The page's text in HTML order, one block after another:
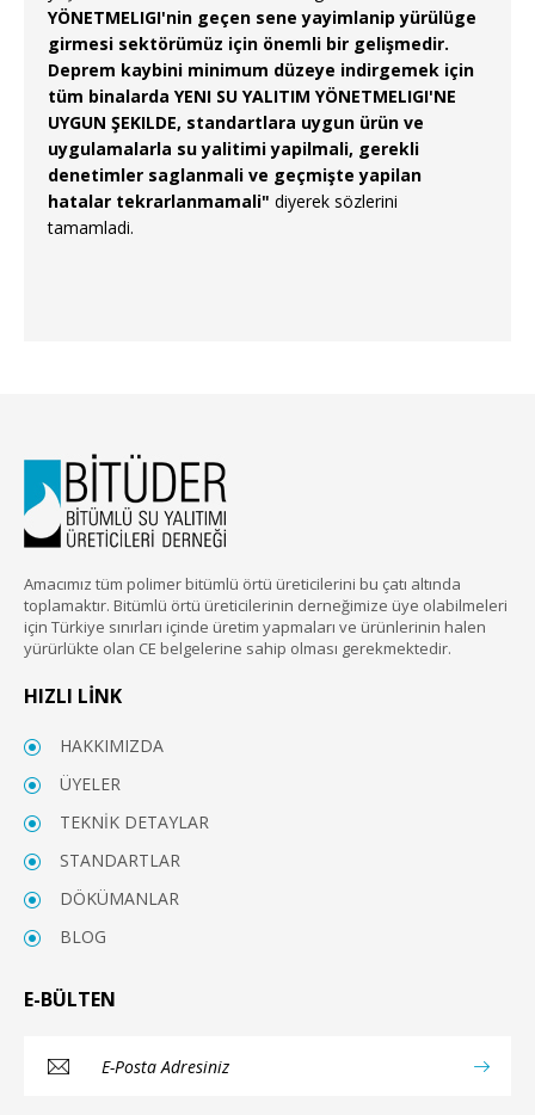
YÖNETMELIGI'nin geçen sene yayimlanip yürülüge
girmesi sektörümüz için önemli bir gelişmedir.
Deprem kaybini minimum düzeye indirgemek için
tüm binalarda YENI SU YALITIM YÖNETMELIGI'NE
UYGUN ŞEKILDE, standartlara uygun ürün ve
uygulamalarla su yalitimi yapilmali, gerekli
denetimler saglanmali ve geçmişte yapilan
hatalar tekrarlanmamali" diyerek sözlerini
tamamladi.
Amacımız tüm polimer bitümlü örtü üreticilerini bu çatı altında
toplamaktır. Bitümlü örtü üreticilerinin derneğimize üye olabilmeleri
için Türkiye sınırları içinde üretim yapmaları ve ürünlerinin halen
yürürlükte olan CE belgelerine sahip olması gerekmektedir.
HIZLI LİNK
HAKKIMIZDA
ÜYELER
TEKNİK DETAYLAR
STANDARTLAR
DÖKÜMANLAR
BLOG
E-BÜLTEN